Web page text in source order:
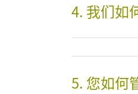
4. 我们如
5. 您如何